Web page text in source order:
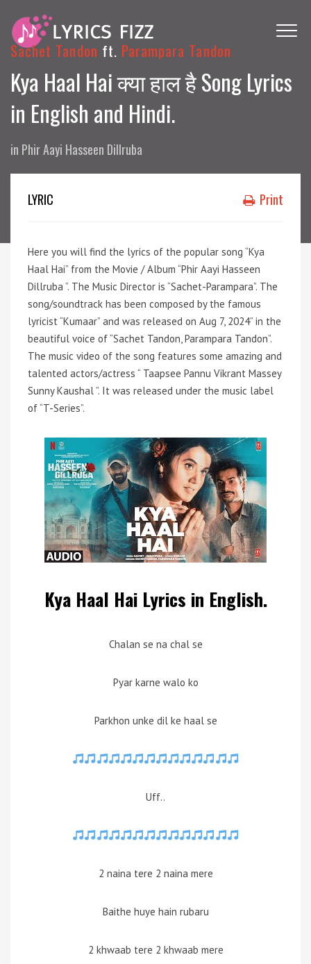
Sachet Tandon ft. Parampara Tandon
Kya Haal Hai क्या हाल है Song Lyrics
in English and Hindi.
in Phir Aayi Hasseen Dillruba
LYRIC Print
Here you will find the lyrics of the popular song “Kya
Haal Hai” from the Movie / Album “Phir Aayi Hasseen
Dillruba ”. The Music Director is “Sachet-Parampara”. The
song/soundtrack has been composed by the famous
lyricist “Kumaar” and was released on Aug 7, 2024” in the
beautiful voice of “Sachet Tandon, Parampara Tandon”.
The music video of the song features some amazing and
talented actors/actress “ Taapsee Pannu Vikrant Massey
Sunny Kaushal ”. It was released under the music label
of “T-Series”.
Kya Haal Hai Lyrics in English.
Chalan se na chal se
Pyar karne walo ko
Parkhon unke dil ke haal se
Uff..
2 naina tere 2 naina mere
Baithe huye hain rubaru
2 khwaab tere 2 khwaab mere